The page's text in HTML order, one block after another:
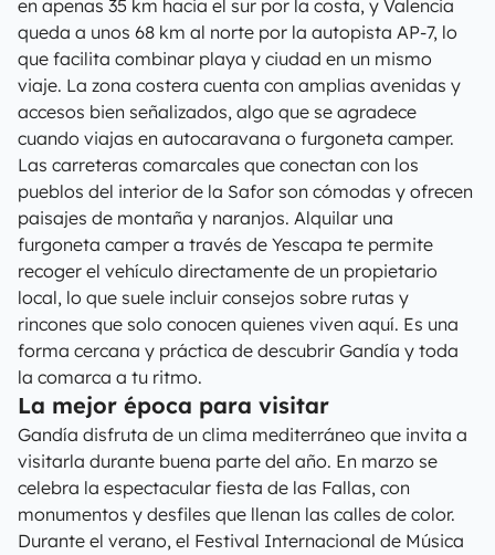
en apenas 35 km hacia el sur por la costa, y Valencia
queda a unos 68 km al norte por la autopista AP-7, lo
que facilita combinar playa y ciudad en un mismo
viaje. La zona costera cuenta con amplias avenidas y
accesos bien señalizados, algo que se agradece
cuando viajas en autocaravana o furgoneta camper.
Las carreteras comarcales que conectan con los
pueblos del interior de la Safor son cómodas y ofrecen
paisajes de montaña y naranjos. Alquilar una
furgoneta camper a través de Yescapa te permite
recoger el vehículo directamente de un propietario
local, lo que suele incluir consejos sobre rutas y
rincones que solo conocen quienes viven aquí. Es una
forma cercana y práctica de descubrir Gandía y toda
la comarca a tu ritmo.
La mejor época para visitar
Gandía disfruta de un clima mediterráneo que invita a
visitarla durante buena parte del año. En marzo se
celebra la espectacular fiesta de las Fallas, con
monumentos y desfiles que llenan las calles de color.
Durante el verano, el Festival Internacional de Música